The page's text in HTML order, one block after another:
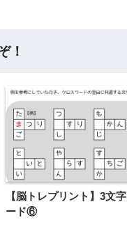
！
【脳トレプリント】3文
ード⑥